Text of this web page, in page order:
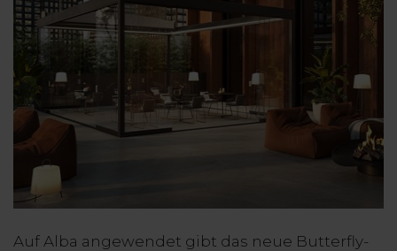
Auf Alba angewendet gibt das neue Butterfly-